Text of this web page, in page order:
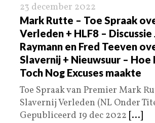
23 december 2022
Mark Rutte – Toe Spraak
Verleden + HLF8 – Discussie
Raymann en Fred Teeven
Slavernij + Nieuwsuur – Hoe
Toch Nog Excuses maakte
Toe Spraak van Premier Mark
Slavernij Verleden (NL Onder
Gepubliceerd 19 dec 2022 [...]